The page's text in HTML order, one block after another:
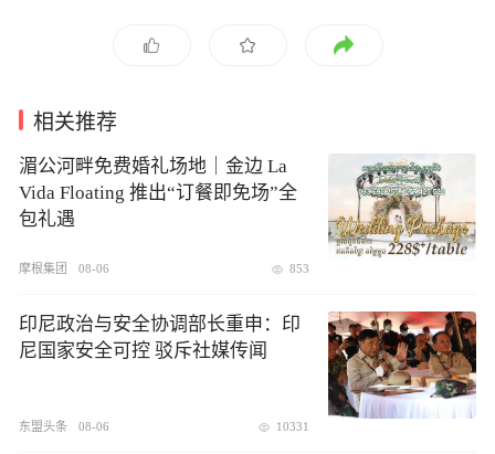
相关推荐
湄公河畔免费婚礼场地｜金边 La
Vida Floating 推出“订餐即免场”全
包礼遇
摩根集团 08-06 853
印尼政治与安全协调部长重申：印
尼国家安全可控 驳斥社媒传闻
东盟头条 08-06 10331